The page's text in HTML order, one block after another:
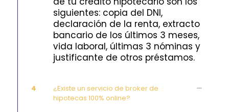
siguientes: copia del DNI,
declaración de la renta, extracto
bancario de los últimos 3 meses,
vida laboral, últimas 3 nóminas y
justificante de otros préstamos.
4
¿Existe un servicio de broker de
hipotecas 100% online?